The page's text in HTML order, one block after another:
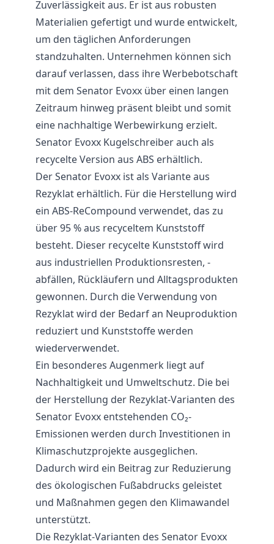
Zuverlässigkeit aus. Er ist aus robusten
Materialien gefertigt und wurde entwickelt,
um den täglichen Anforderungen
standzuhalten. Unternehmen können sich
darauf verlassen, dass ihre Werbebotschaft
mit dem Senator Evoxx über einen langen
Zeitraum hinweg präsent bleibt und somit
eine nachhaltige Werbewirkung erzielt.
Senator Evoxx Kugelschreiber auch als
recycelte Version aus ABS erhältlich.
Der Senator Evoxx ist als Variante aus
Rezyklat erhältlich. Für die Herstellung wird
ein ABS-ReCompound verwendet, das zu
über 95 % aus recyceltem Kunststoff
besteht. Dieser recycelte Kunststoff wird
aus industriellen Produktionsresten, -
abfällen, Rückläufern und Alltagsprodukten
gewonnen. Durch die Verwendung von
Rezyklat wird der Bedarf an Neuproduktion
reduziert und Kunststoffe werden
wiederverwendet.
Ein besonderes Augenmerk liegt auf
Nachhaltigkeit und Umweltschutz. Die bei
der Herstellung der Rezyklat-Varianten des
Senator Evoxx entstehenden CO₂-
Emissionen werden durch Investitionen in
Klimaschutzprojekte ausgeglichen.
Dadurch wird ein Beitrag zur Reduzierung
des ökologischen Fußabdrucks geleistet
und Maßnahmen gegen den Klimawandel
unterstützt.
Die Rezyklat-Varianten des Senator Evoxx